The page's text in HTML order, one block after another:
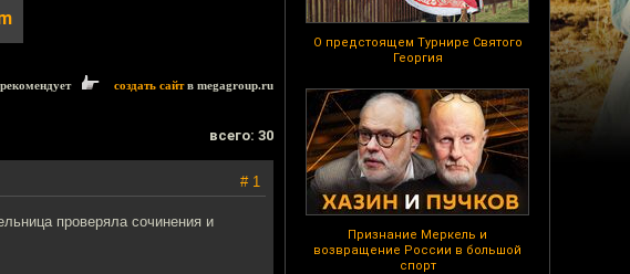
О предстоящем Турнире Святого
Георгия
Признание Меркель и
возвращение России в большой
спорт
создать сайтв megagroup.ru
всего: 30
# 1
проверяла сочинения и